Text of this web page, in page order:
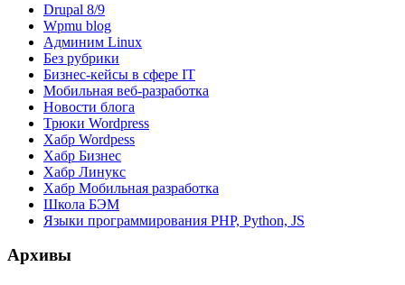
Drupal 8/9
Wpmu blog
Админим Linux
Без рубрики
Бизнес-кейсы в сфере IT
Мобильная веб-разработка
Новости блога
Трюки Wordpress
Хабр Wordpess
Хабр Бизнес
Хабр Линукс
Хабр Мобильная разработка
Школа БЭМ
Языки программирования PHP, Python, JS
Архивы